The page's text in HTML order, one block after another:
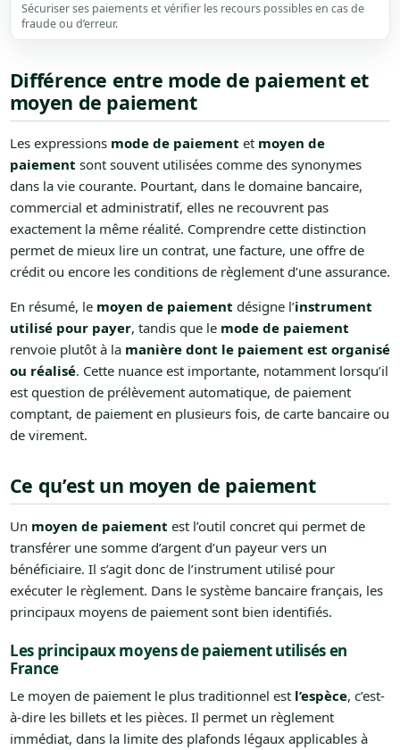
Sécuriser ses paiements et vérifier les recours possibles en cas de
fraude ou d’erreur.
Différence entre mode de paiement et
moyen de paiement
Les expressions mode de paiement et moyen de
paiement sont souvent utilisées comme des synonymes
dans la vie courante. Pourtant, dans le domaine bancaire,
commercial et administratif, elles ne recouvrent pas
exactement la même réalité. Comprendre cette distinction
permet de mieux lire un contrat, une facture, une offre de
crédit ou encore les conditions de règlement d’une assurance.
En résumé, le moyen de paiement désigne l’instrument
utilisé pour payer, tandis que le mode de paiement
renvoie plutôt à la manière dont le paiement est organisé
ou réalisé. Cette nuance est importante, notamment lorsqu’il
est question de prélèvement automatique, de paiement
comptant, de paiement en plusieurs fois, de carte bancaire ou
de virement.
Ce qu’est un moyen de paiement
Un moyen de paiement est l’outil concret qui permet de
transférer une somme d’argent d’un payeur vers un
bénéficiaire. Il s’agit donc de l’instrument utilisé pour
exécuter le règlement. Dans le système bancaire français, les
principaux moyens de paiement sont bien identifiés.
Les principaux moyens de paiement utilisés en
France
Le moyen de paiement le plus traditionnel est l’espèce, c’est-
à-dire les billets et les pièces. Il permet un règlement
immédiat, dans la limite des plafonds légaux applicables à